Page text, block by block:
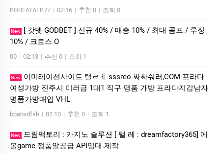
KOREATALK77 | 02:16 | 추천 0 | 조회 0
New
[ 갓벳 GODBET ] 신규 40% / 매충 10% / 최대 콤프 / 루징
10% / 크로스 O
00 | 02:13 | 추천 0 | 조회 1
New
이미테이션사이트 탤ㄹㅔ sssreo 싸싸숴러,COM 프라다
여성가방 진주시 미러급 1대1 직구 명품 가방 프라다지갑남자
명품가방매입 VHL
bbabvdfsh | 02:10 | 추천 0 | 조회 1
New
드림팩토리 : 카­지노 솔­루션 [ 탤 레 : dreamfactory365] 에
볼game 정품알공급 API임대.제작